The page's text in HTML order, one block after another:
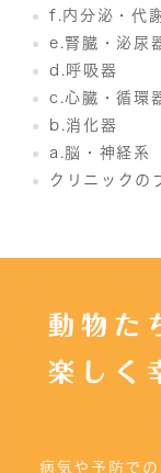
f.内分泌・代
e.腎臓・泌尿
d.呼吸器
c.心臓・循環
b.消化器
a.脳・神経系
クリニックの
動物た
楽しく
病気や予防で